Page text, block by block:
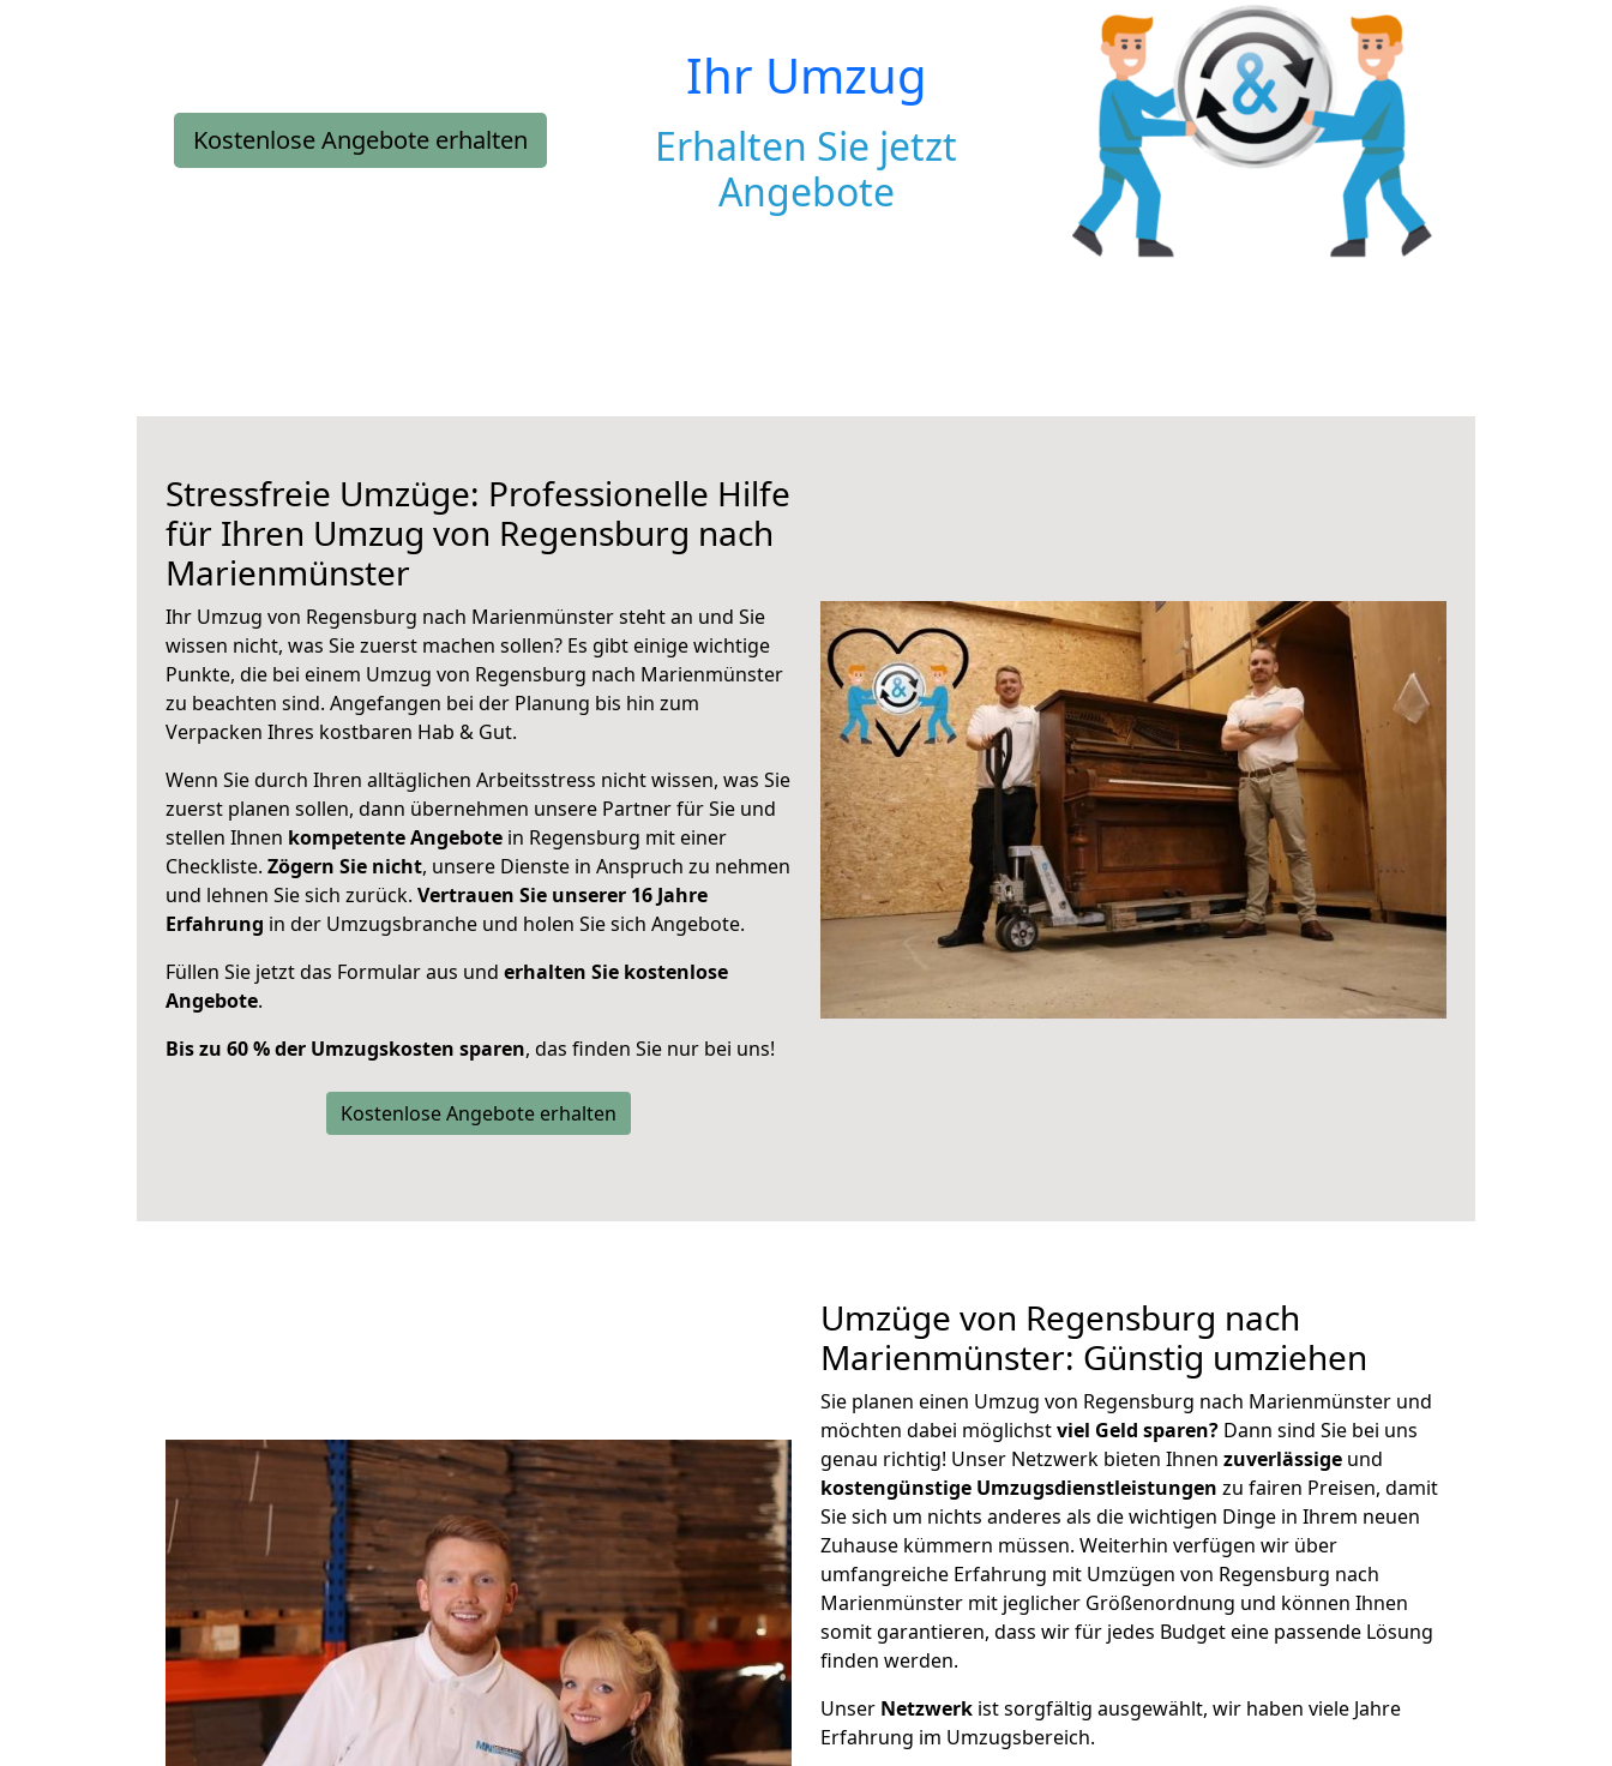
Kostenlose Angebote erhalten
Ihr Umzug
Erhalten Sie jetzt
Angebote
Stressfreie Umzüge: Professionelle Hilfe
für Ihren Umzug von Regensburg nach
Marienmünster
Ihr Umzug von Regensburg nach Marienmünster steht an und Sie
wissen nicht, was Sie zuerst machen sollen? Es gibt einige wichtige
Punkte, die bei einem Umzug von Regensburg nach Marienmünster
zu beachten sind. Angefangen bei der Planung bis hin zum
Verpacken Ihres kostbaren Hab & Gut.
Wenn Sie durch Ihren alltäglichen Arbeitsstress nicht wissen, was Sie
zuerst planen sollen, dann übernehmen unsere Partner für Sie und
stellen Ihnen kompetente Angebote in Regensburg mit einer
Checkliste. Zögern Sie nicht, unsere Dienste in Anspruch zu nehmen
und lehnen Sie sich zurück. Vertrauen Sie unserer 16 Jahre
Erfahrung in der Umzugsbranche und holen Sie sich Angebote.
Füllen Sie jetzt das Formular aus und erhalten Sie kostenlose
Angebote.
Bis zu 60 % der Umzugskosten sparen, das finden Sie nur bei uns!
Kostenlose Angebote erhalten
Umzüge von Regensburg nach
Marienmünster: Günstig umziehen
Sie planen einen Umzug von Regensburg nach Marienmünster und
möchten dabei möglichstviel Geld sparen? Dann sind Sie bei uns
genau richtig! Unser Netzwerk bieten Ihnen zuverlässige und
kostengünstige Umzugsdienstleistungen zu fairen Preisen, damit
Sie sich um nichts anderes als die wichtigen Dinge in Ihrem neuen
Zuhause kümmern müssen. Weiterhin verfügen wir über
umfangreiche Erfahrung mit Umzügen von Regensburg nach
Marienmünster mit jeglicher Größenordnung und können Ihnen
somit garantieren, dass wir für jedes Budget eine passende Lösung
finden werden.
Unser Netzwerk ist sorgfältig ausgewählt, wir haben viele Jahre
Erfahrung im Umzugsbereich.